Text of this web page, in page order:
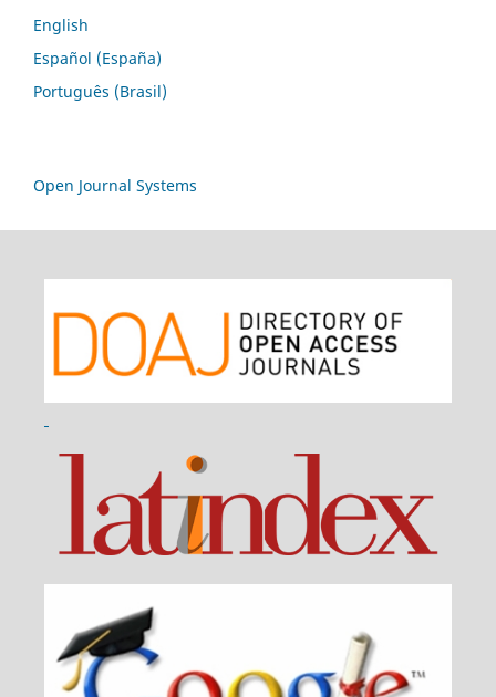
English
Español (España)
Português (Brasil)
Open Journal Systems